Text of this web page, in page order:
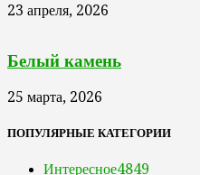
23 апреля, 2026
Белый камень
25 марта, 2026
ПОПУЛЯРНЫЕ КАТЕГОРИИ
Интересное4849